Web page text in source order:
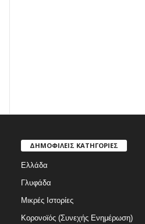
ΔΗΜΟΦΙΛΕΙΣ ΚΑΤΗΓΟΡΙΕΣ
Ελλάδα
Γλυφάδα
Μικρές Ιστορίες
Κορονοϊός (Συνεχής Ενημέρωση)